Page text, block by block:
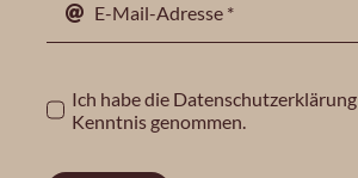
Ich habe die Datenschutzerklärung
Kenntnis genommen.